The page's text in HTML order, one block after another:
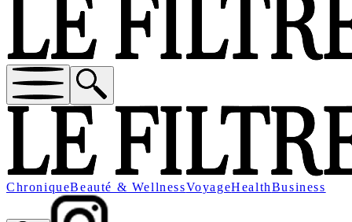
ChroniqueBeauté & WellnessVoyageHealthBusiness